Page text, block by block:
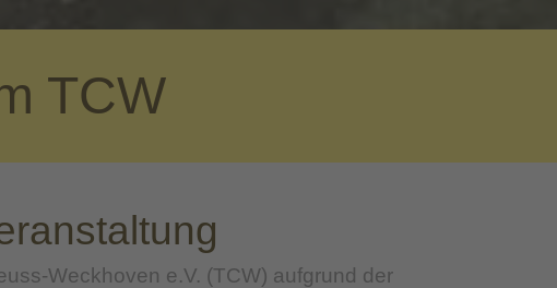
TCW
Weckhoven e.V. (TCW) aufgrund der